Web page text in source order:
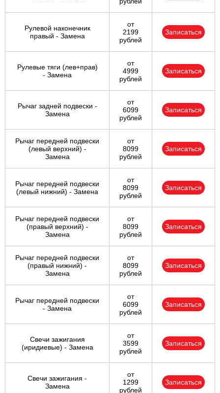
Рулевой наконечник
правый - Замена
от
2199
рублей
Записаться
Рулевые тяги (лев+прав)
- Замена
от
4999
рублей
Записаться
Рычаг задней подвески -
Замена
от
6099
рублей
Записаться
Рычаг передней подвески
(левый верхний) -
Замена
от
8099
рублей
Записаться
Рычаг передней подвески
(левый нижний) - Замена
от
8099
рублей
Записаться
Рычаг передней подвески
(правый верхний) -
Замена
от
8099
рублей
Записаться
Рычаг передней подвески
(правый нижний) -
Замена
от
8099
рублей
Записаться
Рычаг передней подвески
- Замена
от
6099
рублей
Записаться
Свечи зажигания
(иридиевые) - Замена
от
3599
рублей
Записаться
Свечи зажигания -
Замена
от
1299
рублей
Записаться